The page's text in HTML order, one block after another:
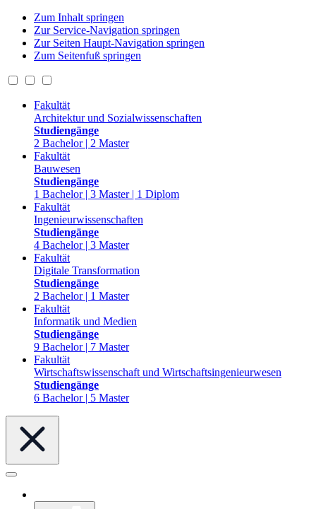
Zum Inhalt springen
Zur Service-Navigation springen
Zur Seiten Haupt-Navigation springen
Zum Seitenfuß springen
Fakultät
Architektur und Sozialwissenschaften
Studiengänge
2 Bachelor | 2 Master
Fakultät
Bauwesen
Studiengänge
1 Bachelor | 3 Master | 1 Diplom
Fakultät
Ingenieurwissenschaften
Studiengänge
4 Bachelor | 3 Master
Fakultät
Digitale Transformation
Studiengänge
2 Bachelor | 1 Master
Fakultät
Informatik und Medien
Studiengänge
9 Bachelor | 7 Master
Fakultät
Wirtschaftswissenschaft und Wirtschaftsingenieurwesen
Studiengänge
6 Bachelor | 5 Master